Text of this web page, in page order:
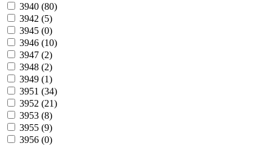
3940 (80)
3942 (5)
3945 (0)
3946 (10)
3947 (2)
3948 (2)
3949 (1)
3951 (34)
3952 (21)
3953 (8)
3955 (9)
3956 (0)